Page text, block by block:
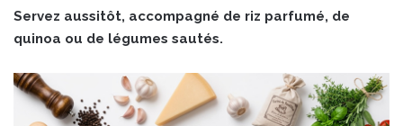
Servez aussitôt, accompagné de riz parfumé, de
quinoa ou de légumes sautés.